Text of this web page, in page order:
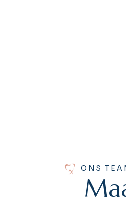
ONS
Ma